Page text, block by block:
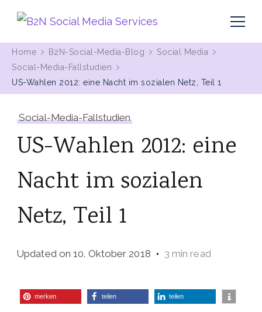
B2N Social Media Services
Home B2N-Social-Media-Blog
Social Media
Social-Media-Fallstudien
US-Wahlen 2012: eine Nacht im sozialen Netz, Teil 1
Social-Media-Fallstudien
US-Wahlen 2012: eine
Nacht im sozialen
Netz, Teil 1
Updated on10. Oktober 2018 3 min read
merken teilen teilen